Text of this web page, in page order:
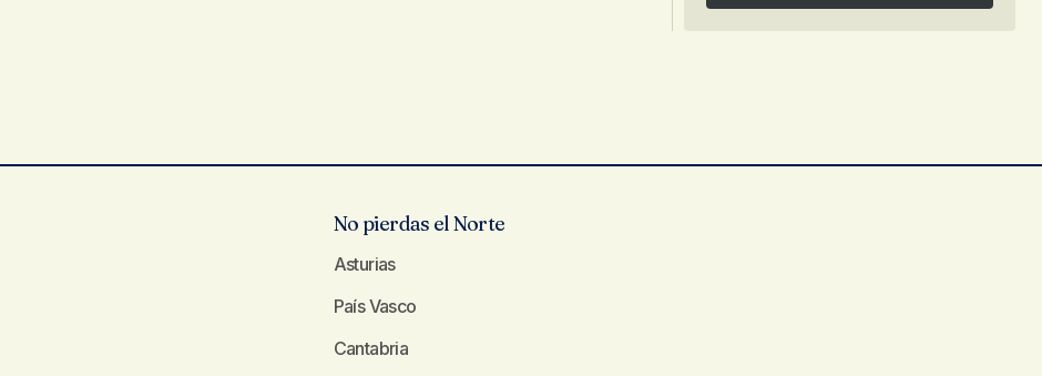
Síguenos en Instagram
No pierdas el Norte
Asturias
País Vasco
Cantabria